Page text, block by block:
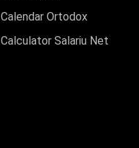
Calendar Ortodox
Calculator Salariu Net